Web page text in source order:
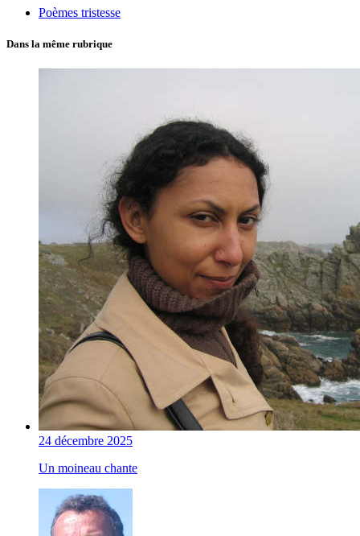
Poèmes tristesse
Dans la même rubrique
24 décembre 2025
Un moineau chante